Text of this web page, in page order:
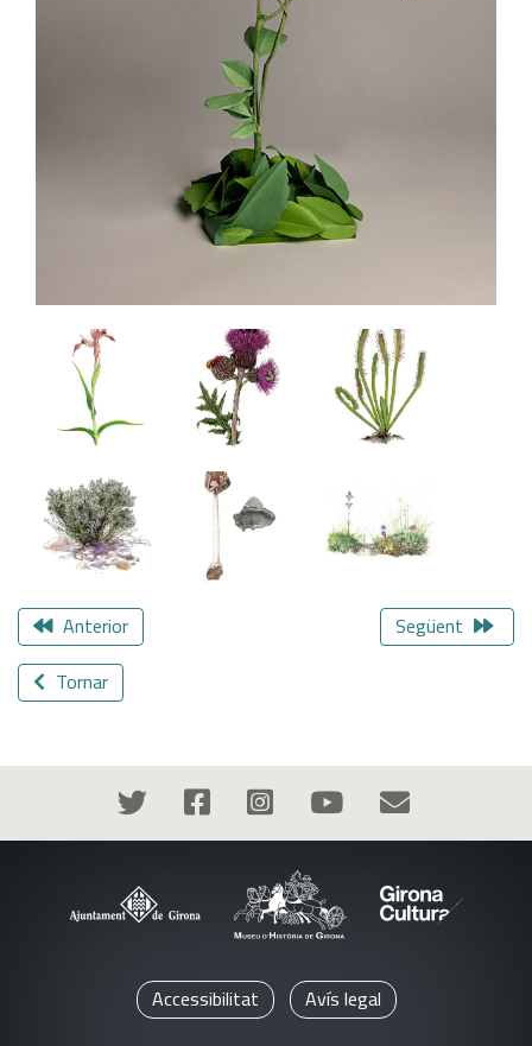
Anterior
Següent
Tornar
Accessibilitat Avís legal